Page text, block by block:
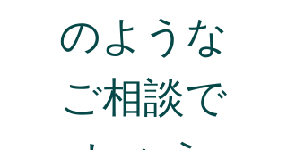
のような
ご相談で